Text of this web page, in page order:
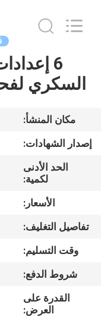
منزل،
بيت
منتجات
عرض
الافتراضي
معلومات
جولة
6
السكري
مكان المنشأ:
إصدار الشهادات:
الحد الأدنى
لكمية:
الأسعار:
تفاصيل التغليف:
وقت التسليم:
شروط الدفع:
القدرة على
العرض: